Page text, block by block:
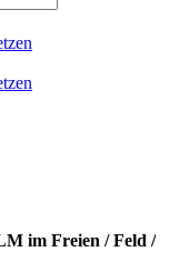
im Freien / Feld /